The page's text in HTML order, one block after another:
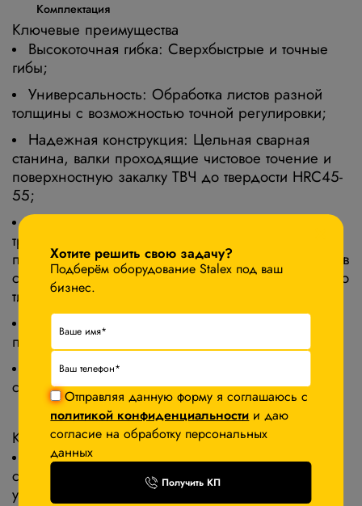
Комплектация
Ключевые преимущества
Высокоточная гибка: Сверхбыстрые и точные
гибы;
Универсальность: Обработка листов разной
толщины с возможностью точной регулировки;
Надежная конструкция: Цельная сварная
станина, валки проходящие чистовое точение и
поверхностную закалку ТВЧ до твердости HRC45-
55;
Повышенная производительность
: Станок не
требует от оператора извлечения, переворота и
повторной правки листа после гибки кромок, как в
случае с трехвалковыми машинами симметричного
типа (IP);
Автоматизация
: Управление с помощью ПЛК,
поддержка ЧПУ (опция)
Сертификация
стандартам.
Конструктивные особенности и компоненты
Усиленная конструкция: особая конструкция
станины и оптимизированный центр тяжести
устраняет кручения и деформации.
Хотите решить свою задачу?
Подберём оборудование Stalex под ваш
бизнес.
Отправляя данную форму я соглашаюсь с
политикой конфиденциальности и даю
согласие на обработку персональных
данных
Получить КП